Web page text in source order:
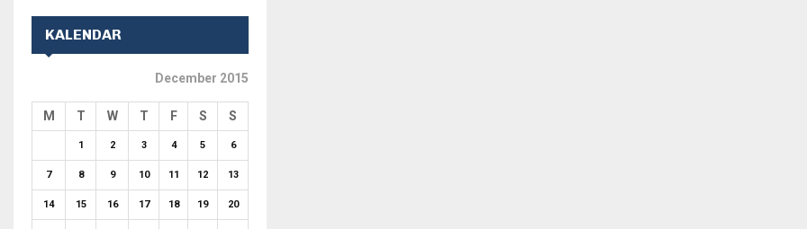
KALENDAR
December 2015
M T W T F S S
1 2 3 4 5 6
7 8 9 10 11 12 13
14 15 16 17 18 19 20